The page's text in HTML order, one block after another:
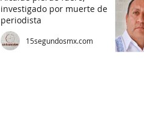
investigado por muerte de
periodista
15segundosmx.com